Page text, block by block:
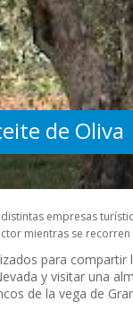
de Oliva
empresas
mientras se
para
y visitar una
de la vega de